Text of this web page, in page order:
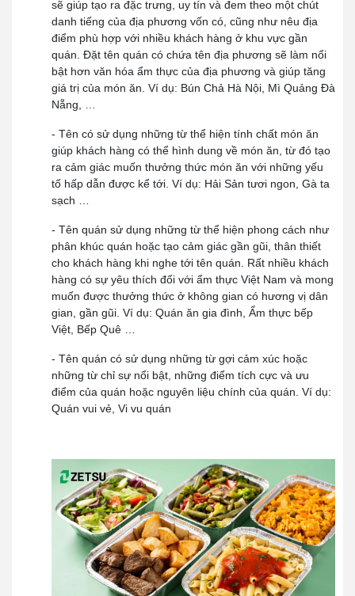
sẽ giúp tạo ra đặc trưng, uy tín và đem theo một chút
danh tiếng của địa phương vốn có, cũng như nêu địa
điểm phù hợp với nhiều khách hàng ở khu vực gần
quán. Đặt tên quán có chứa tên địa phương sẽ làm nổi
bật hơn văn hóa ẩm thực của địa phương và giúp tăng
giá trị của món ăn. Ví dụ: Bún Chả Hà Nội, Mì Quảng Đà
Nẵng, …
- Tên có sử dụng những từ thể hiện tính chất món ăn
giúp khách hàng có thể hình dung về món ăn, từ đó tạo
ra cảm giác muốn thưởng thức món ăn với những yếu
tố hấp dẫn được kể tới. Ví dụ: Hải Sản tươi ngon, Gà ta
sạch …
- Tên quán sử dụng những từ thể hiện phong cách như
phân khúc quán hoặc tạo cảm giác gần gũi, thân thiết
cho khách hàng khi nghe tới tên quán. Rất nhiều khách
hàng có sự yêu thích đối với ẩm thực Việt Nam và mong
muốn được thưởng thức ở không gian có hương vị dân
gian, gần gũi. Ví dụ: Quán ăn gia đình, Ẩm thực bếp
Việt, Bếp Quê …
- Tên quán có sử dụng những từ gợi cảm xúc hoặc
những từ chỉ sự nổi bật, những điểm tích cực và ưu
điểm của quán hoặc nguyên liệu chính của quán. Ví dụ:
Quán vui vẻ, Vi vu quán